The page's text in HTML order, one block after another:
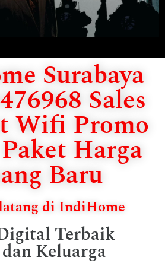
Surabaya
Sales
Wifi Promo
Harga
Baru
di IndiHome
Terbaik
Keluarga